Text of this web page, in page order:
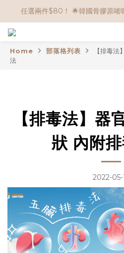
🌟購物滿 HK$650享95折；
任選兩件$80！ 🌟韓國骨膠原
🌟購物滿 HK$650享95折；
Home 部落格列表
【排毒
法
【排毒法】器
狀 內附
2022-05-